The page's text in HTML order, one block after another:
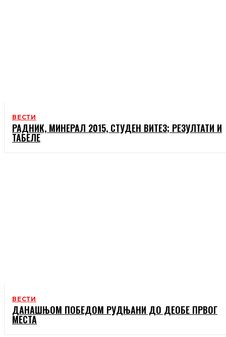
ВЕСТИ
РАДНИК, МИНЕРАЛ 2015, СТУДЕН ВИТЕЗ; РЕЗУЛТАТИ И
ТАБЕЛЕ
ВЕСТИ
ДАНАШЊОМ ПОБЕДОМ РУДЊАНИ ДО ДЕОБЕ ПРВОГ
МЕСТА